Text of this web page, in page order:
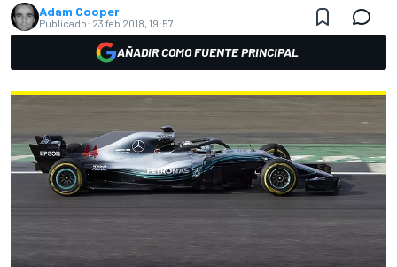
Adam Cooper
Publicado: 23 feb 2018, 19:57
AÑADIR COMO FUENTE PRINCIPAL